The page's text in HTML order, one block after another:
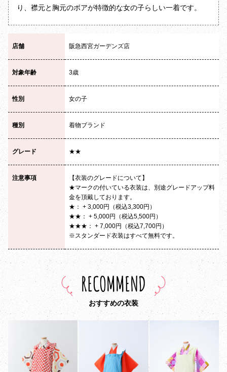
り、襟元と胸元のボアが特徴的な女の子らしい一着です。
店舗 阪急西宮ガーデンズ店
対象年齢 3歳
性別 女の子
種別 着物ブランド
グレード ★★
注意事項
【衣装のグレードについて】
★マークの付いている衣装は、別途グレードアップ料
金を頂戴しております。
★： + 3,000円（税込3,300円）
★★： + 5,000円（税込5,500円）
★★★： + 7,000円（税込7,700円）
※スタンダード衣装はすべて無料です。
RECOMMEND
おすすめの衣装